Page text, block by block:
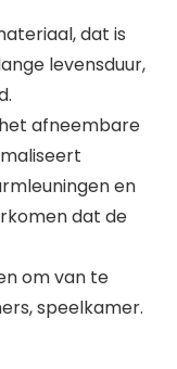
dat is
levensduur,
afneembare
en
dat de
om van te
speelkamer.